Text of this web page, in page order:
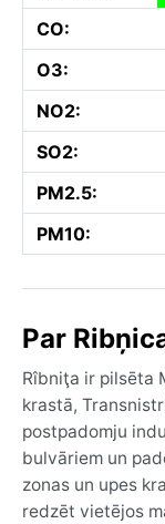
CO:
O3:
NO2:
SO2:
PM2.5:
PM10:
Par
Rîbniţa ir pilsēta
krastā,
postpadomju
bulvāriem un
zonas un upes
redzēt vietējos